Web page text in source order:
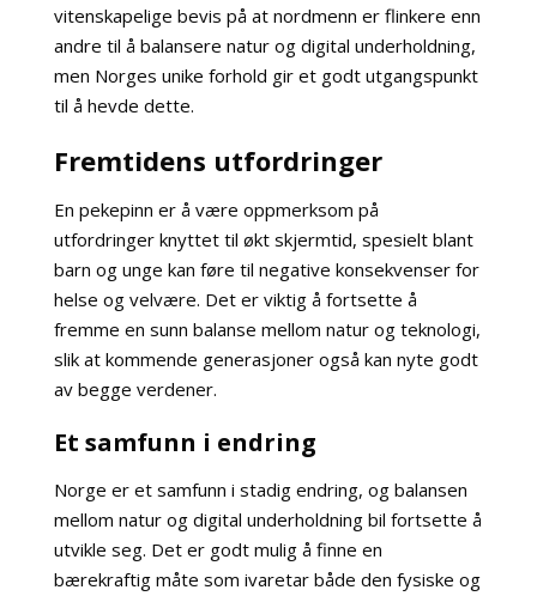
vitenskapelige bevis på at nordmenn er flinkere enn
andre til å balansere natur og digital underholdning,
men Norges unike forhold gir et godt utgangspunkt
til å hevde dette.
Fremtidens utfordringer
En pekepinn er å være oppmerksom på
utfordringer knyttet til økt skjermtid, spesielt blant
barn og unge kan føre til negative konsekvenser for
helse og velvære. Det er viktig å fortsette å
fremme en sunn balanse mellom natur og teknologi,
slik at kommende generasjoner også kan nyte godt
av begge verdener.
Et samfunn i endring
Norge er et samfunn i stadig endring, og balansen
mellom natur og digital underholdning bil fortsette å
utvikle seg. Det er godt mulig å finne en
bærekraftig måte som ivaretar både den fysiske og